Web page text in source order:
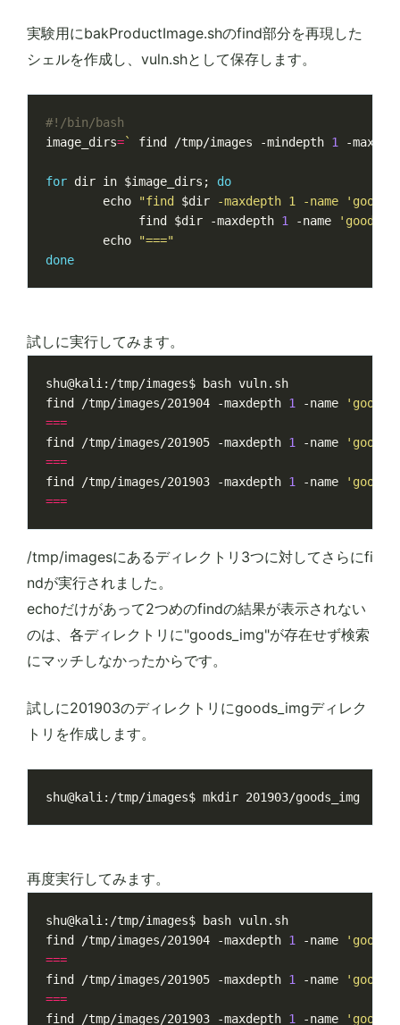
実験用にbakProductImage.shのfind部分を再現した
シェルを作成し、vuln.shとして保存します。
image_dirs=` find /tmp/images -mindepth 1 -
for dir in $image_dirs ;
do
echo
"find $dir -maxdepth 1 -name
	     find
$dir -maxdepth 1 -name
echo
"==="
done
試しに実行してみます。
find /tmp/images/201904 -maxdepth 1 -name
===
find /tmp/images/201905 -maxdepth 1 -name
===
find /tmp/images/201903 -maxdepth 1 -name
===
/tmp/imagesにあるディレクトリ3つに対してさらにfi
ndが実行されました。
echoだけがあって2つめのfindの結果が表示されない
のは、各ディレクトリに"goods_img"が存在せず検索
にマッチしなかったからです。
試しに201903のディレクトリにgoods_imgディレク
トリを作成します。
再度実行してみます。
find /tmp/images/201904 -maxdepth 1 -name
===
find /tmp/images/201905 -maxdepth 1 -name
===
find /tmp/images/201903 -maxdepth 1 -name